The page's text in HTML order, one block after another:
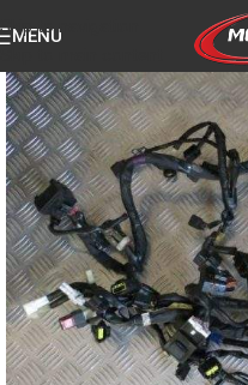
Skip to navigation
MENU